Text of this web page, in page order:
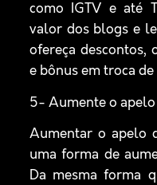
como IGTV e até
valor dos blogs e
ofereça descontos,
e bônus em troca
5- Aumente o
Aumentar o apelo
uma forma de
Da mesma forma